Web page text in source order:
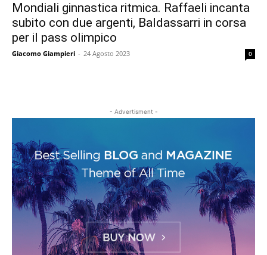
Mondiali ginnastica ritmica. Raffaeli incanta
subito con due argenti, Baldassarri in corsa
per il pass olimpico
Giacomo Giampieri - 24 Agosto 2023 0
- Advertisment -